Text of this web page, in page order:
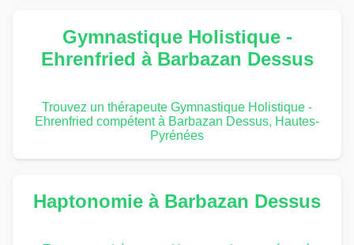
Gymnastique Holistique -
Ehrenfried à Barbazan Dessus
Trouvez un thérapeute Gymnastique Holistique -
Ehrenfried compétent à Barbazan Dessus, Hautes-
Pyrénées
Haptonomie à Barbazan Dessus